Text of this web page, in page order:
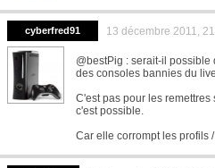
cyberfred91 13 décembre 2011,
@bestPig : serait-il
des consoles bannies du
C'est pas pour les remettres
c'est possible.
Car elle corrompt les profils